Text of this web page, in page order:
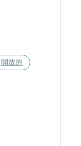
開放的